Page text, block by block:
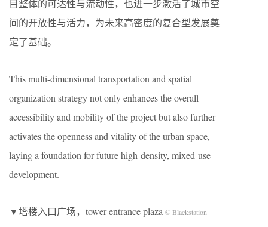
目整体的可达性与流动性，也进一步激活了城市空
间的开放性与活力，为未来高密度的复合型发展奠
定了基础。
This multi-dimensional transportation and spatial
organization strategy not only enhances the overall
accessibility and mobility of the project but also further
activates the openness and vitality of the urban space,
laying a foundation for future high-density, mixed-use
development.
▼塔楼入口广场，tower entrance plaza © Blackstation